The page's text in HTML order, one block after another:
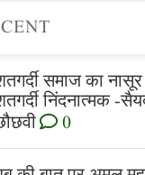
समाज का
निंदनात्मक -
0